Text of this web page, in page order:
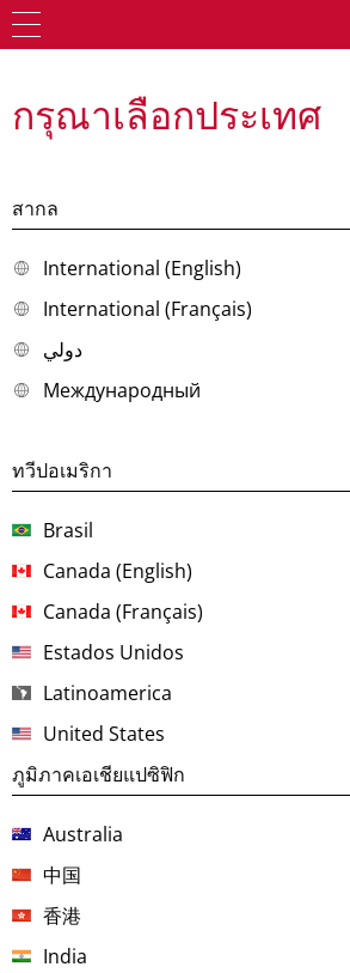
กรุณาเลือกประเทศ
สากล
International (English)
International (Français)
دولي
Международный
ทวีปอเมริกา
Brasil
Canada (English)
Canada (Français)
Estados Unidos
Latinoamerica
United States
ภูมิภาคเอเชียแปซิฟิก
Australia
中国
香港
India